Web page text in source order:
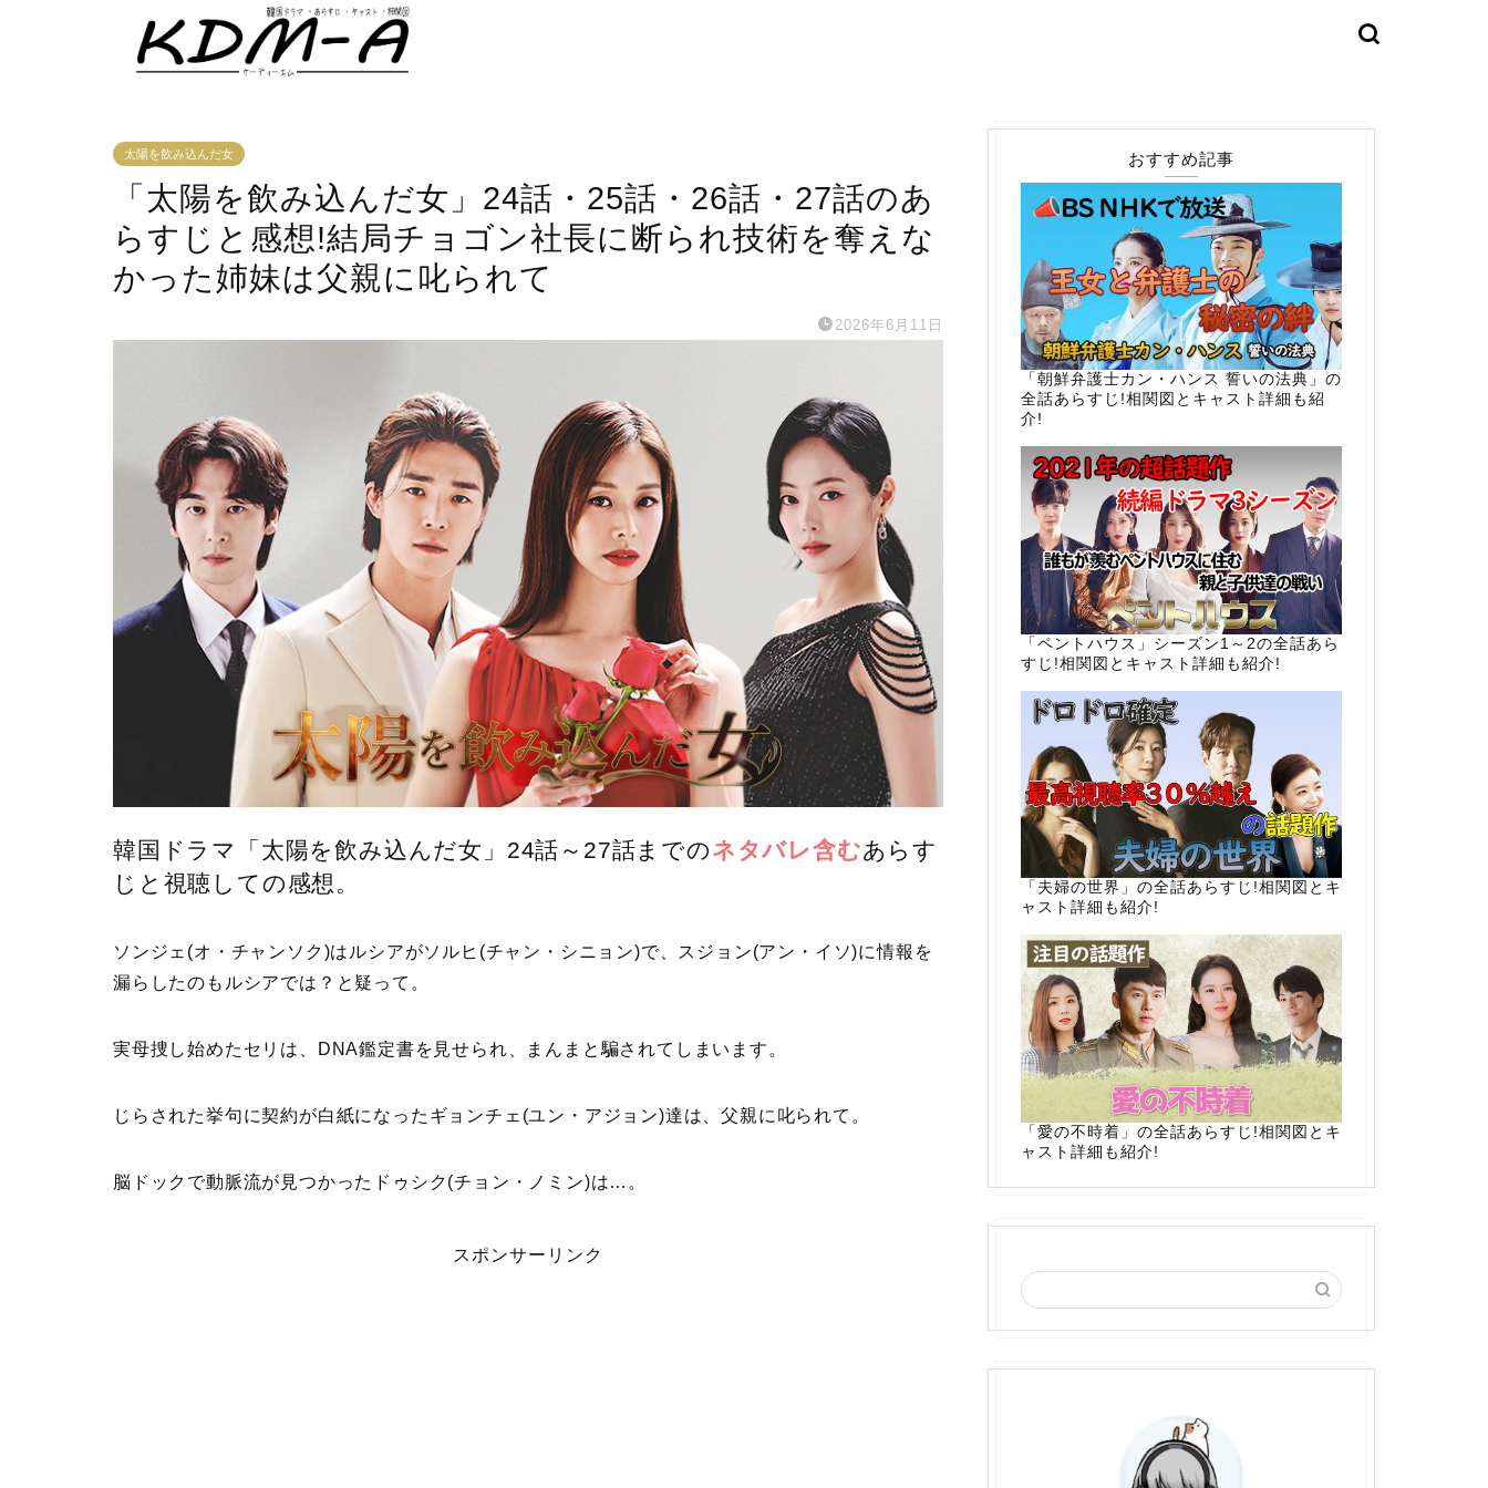
太陽を飲み込んだ女
「太陽を飲み込んだ女」24話・25話・26話・27話のあ
らすじと感想!結局チョゴン社長に断られ技術を奪えな
かった姉妹は父親に叱られて
2026年6月11日
韓国ドラマ「太陽を飲み込んだ女」24話～27話までのネタバレ含むあらす
じと視聴しての感想。
ソンジェ(オ・チャンソク)はルシアがソルヒ(チャン・シニョン)で、スジョン(アン・イソ)に情報を
漏らしたのもルシアでは？と疑って。
実母捜し始めたセリは、DNA鑑定書を見せられ、まんまと騙されてしまいます。
じらされた挙句に契約が白紙になったギョンチェ(ユン・アジョン)達は、父親に叱られて。
脳ドックで動脈流が見つかったドゥシク(チョン・ノミン)は…。
スポンサーリンク
おすすめ記事
「朝鮮弁護士カン・ハンス 誓いの法典」の
全話あらすじ!相関図とキャスト詳細も紹
介!
「ペントハウス」シーズン1～2の全話あら
すじ!相関図とキャスト詳細も紹介!
「夫婦の世界」の全話あらすじ!相関図とキ
ャスト詳細も紹介!
「愛の不時着」の全話あらすじ!相関図とキ
ャスト詳細も紹介!